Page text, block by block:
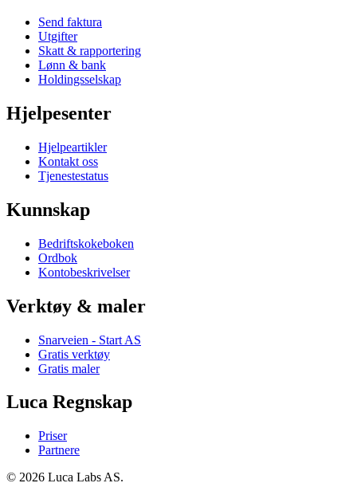
Send faktura
Utgifter
Skatt & rapportering
Lønn & bank
Holdingsselskap
Hjelpesenter
Hjelpeartikler
Kontakt oss
Tjenestestatus
Kunnskap
Bedriftskokeboken
Ordbok
Kontobeskrivelser
Verktøy & maler
Snarveien - Start AS
Gratis verktøy
Gratis maler
Luca Regnskap
Priser
Partnere
© 2026 Luca Labs AS.